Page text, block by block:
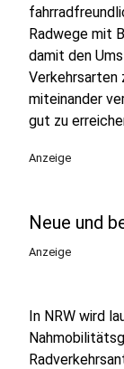
Radwege mit
damit den
Verkehrsarten
miteinander
gut zu
Anzeige
Neue und
Anzeige
In NRW wird